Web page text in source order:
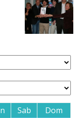
Sab Dom